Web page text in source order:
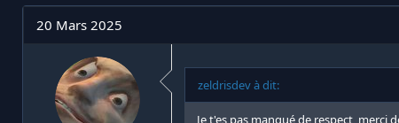
20 Mars 2025
zeldrisdev à dit:
Je t'es pas manqué de respect, merci